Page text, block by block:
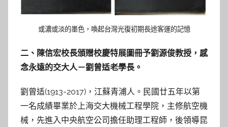
或濃或淡的墨色，喚起台灣光復初期長途客運的記憶
二、陳信宏校長頒贈校慶特展圖冊予劉源俊教授，感
念永遠的交大人－劉曾适老學長。
劉曾适(1913-2017)，江蘇青浦人。民國廿五年以第
一名成績畢業於上海交大機械工程學院，主修航空機
械，先進入中央航空公司擔任助理工程師，後領導昆